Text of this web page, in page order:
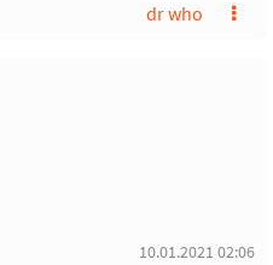
dr who
10.01.2021 02:06